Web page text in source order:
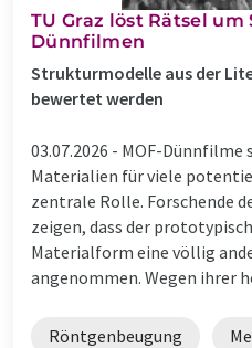
TU Graz löst Rätsel
Dünnfilmen
Strukturmodelle aus der
bewertet werden
03.07.2026 - MOF-Dünnfilme
Materialien für viele
zentrale Rolle. Forschende
zeigen, dass der
Materialform eine völlig
angenommen. Wegen ihrer
Röntgenbeugung